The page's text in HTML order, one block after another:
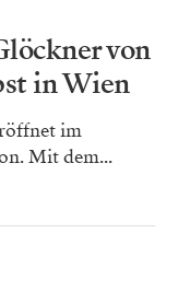
von
in Wien
im
Mit dem...